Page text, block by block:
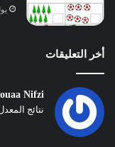
أخر التعليقات
Nifzi
نتائج